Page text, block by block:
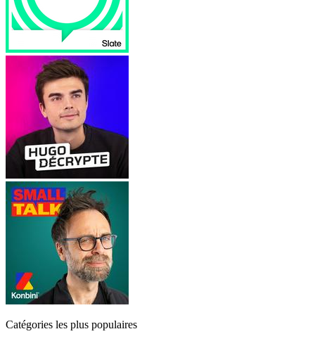
Catégories les plus populaires